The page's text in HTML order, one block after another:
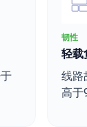
韧性
轻载
线路
高于